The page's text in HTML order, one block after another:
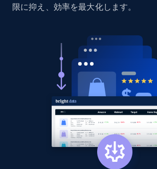
Etsy - Collect data on products
specified keywords
URL, Product id, Listing inventory id,
Reviews count shop, Reviews count
price, and more.
323+ 今す
限に抑え、効率を最大化します。